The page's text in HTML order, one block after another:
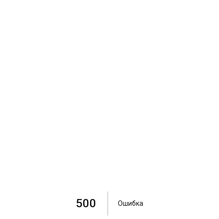
500 Ошибка